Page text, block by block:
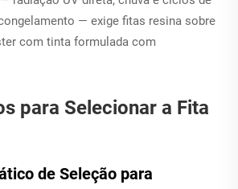
— exige fitas resina sobre
com tinta formulada com
para Selecionar a Fita
de Seleção para